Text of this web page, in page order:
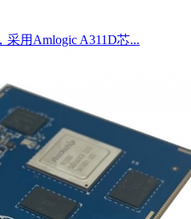
用Amlogic A311D芯...